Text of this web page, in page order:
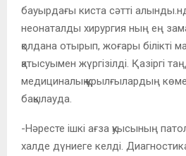
бауырдағы киста сәтті
неонаталды хирургия ның ең
қолдана отырып, жоғары білікті
қатысуымен жүргізілді. Қазіргі
медициналық құрылғылардың
бақылауда.
-Нәресте ішкі ағза қуысының
халде дүниеге келді. Диагностика